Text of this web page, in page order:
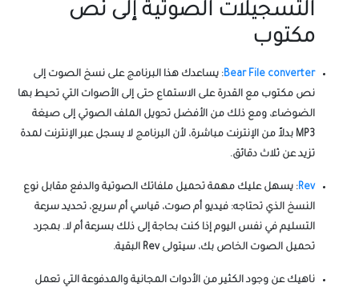
التسجيلات الصوتية إلى نص
مكتوب
Bear File converter: يساعدك هذا البرنامج على نسخ الصوت إلى
نص مكتوب مع القدرة على الاستماع حتى إلى الأصوات التي تحيط بها
الضوضاء، ومع ذلك من الأفضل تحويل الملف الصوتي إلى صيغة
MP3 بدلاً من الإنترنت مباشرة، لأن البرنامج لا يسجل عبر الإنترنت لمدة
تزيد عن ثلاث دقائق.
Rev: يسهل عليك مهمة تحميل ملفاتك الصوتية والدفع مقابل نوع
النسخ الذي تحتاجه: فيديو أم صوت، قياسي أم سريع، تحديد سرعة
التسليم في نفس اليوم إذا كنت بحاجة إلى ذلك بسرعة أم لا. بمجرد
تحميل الصوت الخاص بك، سيتولى Rev البقية.
ناهيك عن وجود الكثير من الأدوات المجانية والمدفوعة التي تعمل